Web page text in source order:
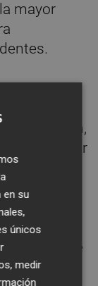
mayor
por la
por
de
reafirma
en su
únicos
medir